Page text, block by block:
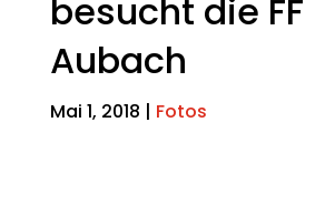
besucht die FF
Aubach
Mai 1, 2018 | Fotos